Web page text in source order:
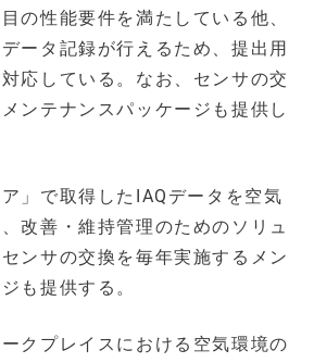
の性能要件を満たしている他、
ータ記録が行えるため、提出用
応している。なお、センサの交
ンテナンスパッケージも提供し
」で取得したIAQデータを空気
改善・維持管理のためのソリュ
ンサの交換を毎年実施するメン
も提供する。
クプレイスにおける空気環境の